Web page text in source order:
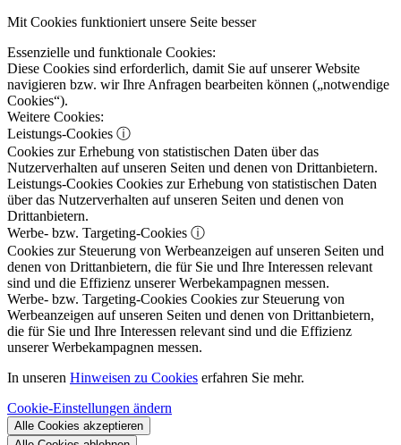
Mit Cookies funktioniert unsere Seite besser
Essenzielle und funktionale Cookies:
Diese Cookies sind erforderlich, damit Sie auf unserer Website
navigieren bzw. wir Ihre Anfragen bearbeiten können („notwendige
Cookies“).
Weitere Cookies:
Leistungs-Cookies ⓘ
Cookies zur Erhebung von statistischen Daten über das
Nutzerverhalten auf unseren Seiten und denen von Drittanbietern.
Leistungs-Cookies Cookies zur Erhebung von statistischen Daten
über das Nutzerverhalten auf unseren Seiten und denen von
Drittanbietern.
Werbe- bzw. Targeting-Cookies ⓘ
Cookies zur Steuerung von Werbeanzeigen auf unseren Seiten und
denen von Drittanbietern, die für Sie und Ihre Interessen relevant
sind und die Effizienz unserer Werbekampagnen messen.
Werbe- bzw. Targeting-Cookies Cookies zur Steuerung von
Werbeanzeigen auf unseren Seiten und denen von Drittanbietern,
die für Sie und Ihre Interessen relevant sind und die Effizienz
unserer Werbekampagnen messen.
In unseren Hinweisen zu Cookies erfahren Sie mehr.
Cookie-Einstellungen ändern
Alle Cookies akzeptieren